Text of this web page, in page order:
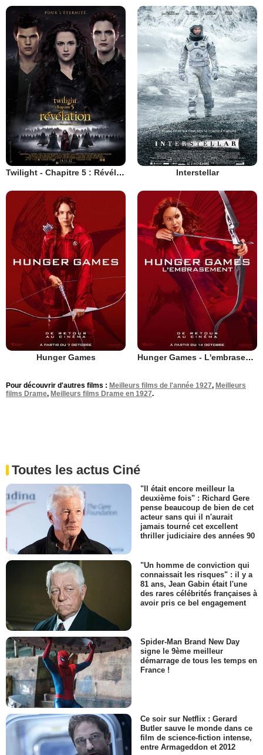
Twilight - Chapitre 5 : Révélation 2e partie Interstellar
Hunger Games Hunger Games - L'embrasement
Pour découvrir d'autres films : Meilleurs films de l'année 1927, Meilleurs
films Drame, Meilleurs films Drame en 1927.
Toutes les actus Ciné
"Il était encore meilleur la
deuxième fois" : Richard Gere
pense beaucoup de bien de cet
acteur sans qui il n'aurait
jamais tourné cet excellent
thriller judiciaire des années 90
"Un homme de conviction qui
connaissait les risques" : il y a
81 ans, Jean Gabin était l'une
des rares célébrités françaises à
avoir pris ce bel engagement
Spider-Man Brand New Day
signe le 9ème meilleur
démarrage de tous les temps en
France !
Ce soir sur Netflix : Gerard
Butler sauve le monde dans ce
film de science-fiction intense,
entre Armageddon et 2012